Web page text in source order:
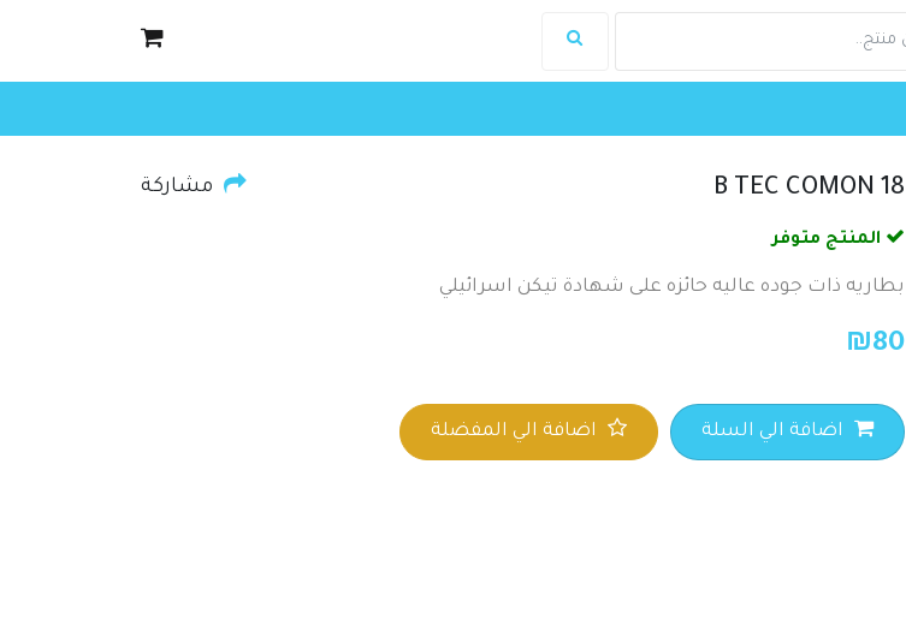
B TEC COMON 18 مشاركة
المنتج متوفر
بطاريه ذات جوده عاليه حائزه على شهادة تيكن اسرائيلي
₪80
اضافة الي السلة اضافة الي المفضلة